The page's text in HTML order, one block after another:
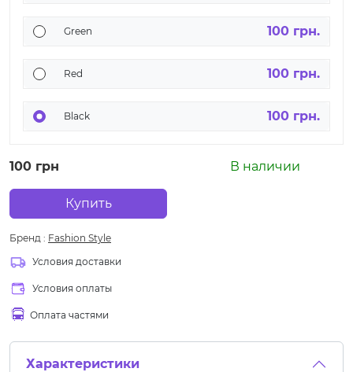
Green 100 грн.
Red 100 грн.
Black 100 грн.
100 грн В наличии
Купить
Бренд : Fashion Style
Условия доставки
Условия оплаты
Оплата частями
Характеристики